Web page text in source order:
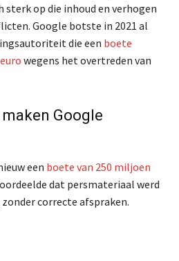
sterk op die inhoud en verhogen
Google botste in 2021 al
die een boete
wegens het overtreden van
Google
een boete van 250 miljoen
dat persmateriaal werd
correcte afspraken.